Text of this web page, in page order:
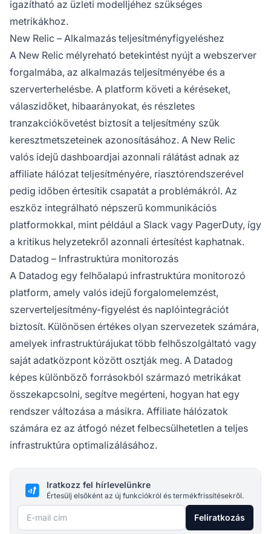
igazítható az üzleti modelljéhez szükséges
metrikákhoz.
New Relic – Alkalmazás teljesítményfigyeléshez
A New Relic mélyreható betekintést nyújt a webszerver
forgalmába, az alkalmazás teljesítményébe és a
szerverterhelésbe. A platform követi a kéréseket,
válaszidőket, hibaarányokat, és részletes
tranzakciókövetést biztosít a teljesítmény szűk
keresztmetszeteinek azonosításához. A New Relic
valós idejű dashboardjai azonnali rálátást adnak az
affiliate hálózat teljesítményére, riasztórendszerével
pedig időben értesítik csapatát a problémákról. Az
eszköz integrálható népszerű kommunikációs
platformokkal, mint például a Slack vagy PagerDuty, így
a kritikus helyzetekről azonnali értesítést kaphatnak.
Datadog – Infrastruktúra monitorozás
A Datadog egy felhőalapú infrastruktúra monitorozó
platform, amely valós idejű forgalomelemzést,
szerverteljesítmény-figyelést és naplóintegrációt
biztosít. Különösen értékes olyan szervezetek számára,
amelyek infrastruktúrájukat több felhőszolgáltató vagy
saját adatközpont között osztják meg. A Datadog
képes különböző forrásokból származó metrikákat
összekapcsolni, segítve megérteni, hogyan hat egy
rendszer változása a másikra. Affiliate hálózatok
számára ez az átfogó nézet felbecsülhetetlen a teljes
infrastruktúra optimalizálásához.
Iratkozz fel hírlevelünkre
Értesülj elsőként az új funkciókról és termékfrissítésekről.
E-mail cím Feliratkozás